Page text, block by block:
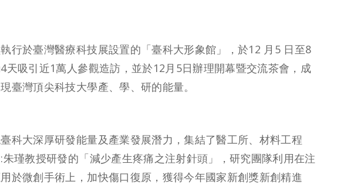
行於臺灣醫療科技展設置的「臺科大形象館」，於12 月5 日至8
吸引近1萬人參觀造訪，並於12月5日辦理開幕暨交流茶會，成
臺灣頂尖科技大學產、學、研的能量。
科大深厚研發能量及產業發展潛力，集結了醫工所、材料工程
瑾教授研發的「減少產生疼痛之注射針頭」，研究團隊利用在注
於微創手術上，加快傷口復原，獲得今年國家新創獎新創精進